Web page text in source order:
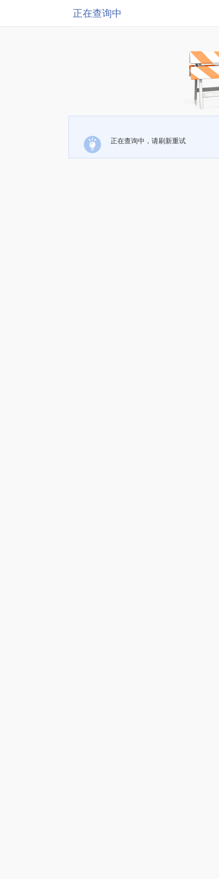
正在查询中
正在查询中，请刷新重试